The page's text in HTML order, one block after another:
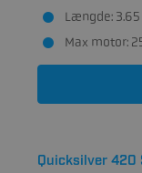
Længde:
Max motor:
Quicksilver 420